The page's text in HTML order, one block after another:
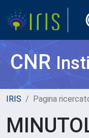
CNR
IRIS Pagina